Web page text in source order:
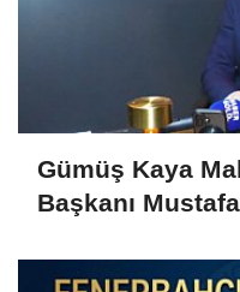
Gümüş Kaya
Başkanı